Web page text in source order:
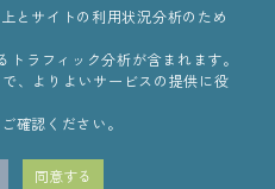
Inc.
とサイトの利用状況分析のため
ラフィック分析が含まれます。
、よりよいサービスの提供に役
確認ください。
同意する